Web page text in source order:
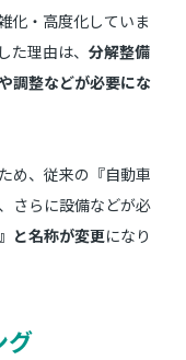
化・高度化していま
理由は、 分解整備
調整などが必要にな
め、従来の『自動車
さらに設備などが必
と名称が変更になり